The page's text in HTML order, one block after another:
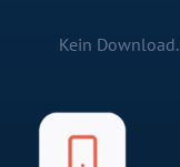
Kein